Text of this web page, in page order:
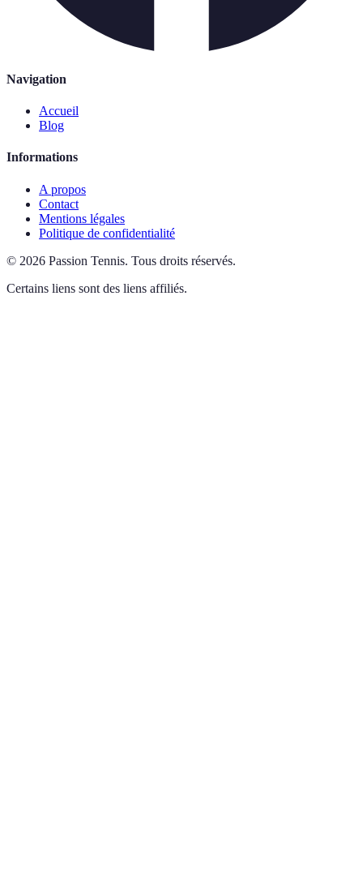
Navigation
Accueil
Blog
Informations
A propos
Contact
Mentions légales
Politique de confidentialité
© 2026 Passion Tennis. Tous droits réservés.
Certains liens sont des liens affiliés.